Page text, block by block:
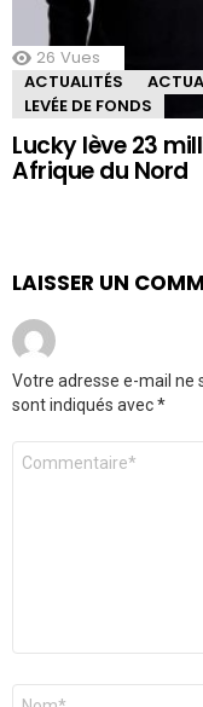
26 Vues
ACTUALITÉS
LEVÉE DE FONDS
Lucky lève 23
Afrique du Nord
LAISSER UN
Votre adresse e-mail ne
sont indiqués avec*
Commentaire
Nom